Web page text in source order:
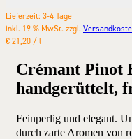
Lieferzeit: 3-4 Tage
inkl. 19 % MwSt. zzgl.
€ 21,20 / l
Crémant Pinot
handgerüttelt,
Feinperlig und elegant.
durch zarte Aromen von